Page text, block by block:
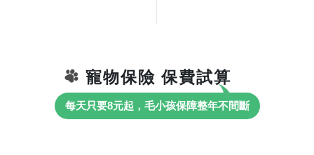
寵物保險 保費試算
每天只要8元起，毛小孩保障整年不間斷